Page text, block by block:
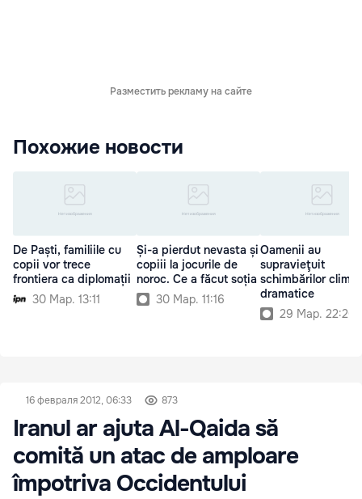
Разместить рекламу на сайте
Похожие новости
De Paști, familiile cu
copii vor trece
frontiera ca diplomații
30 Мар. 13:11
Și-a pierdut nevasta și
copiii la jocurile de
noroc. Ce a făcut soția
30 Мар. 11:16
Oamenii au
supravieţuit
schimbărilor
dramatice
29 Мар. 22:20
16 февраля 2012, 06:33 873
Iranul ar ajuta Al-Qaida să
comită un atac de amploare
împotriva Occidentului